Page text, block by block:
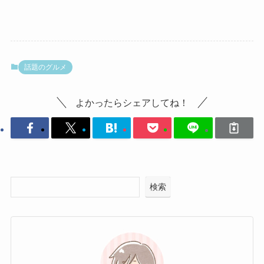
話題のグルメ
よかったらシェアしてね！
検索